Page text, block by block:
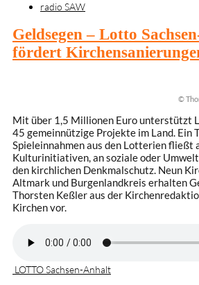
radio SAW
Geldsegen – Lotto
fördert
©
Mit über 1,5 Millionen Euro unterstützt
45 gemeinnützige Projekte im Land. Ein
Spieleinnahmen aus den Lotterien fließt
Kulturinitiativen, an soziale oder
den kirchlichen Denkmalschutz. Neun
Altmark und Burgenlandkreis erhalten
Thorsten Keßler aus der
Kirchen vor.
LOTTO Sachsen-Anhalt